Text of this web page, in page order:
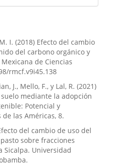
I. (2018) Efecto del cambio
del carbono orgánico y
de Ciencias
rmcf.v9i45.138
J., Mello, F., y Lal, R. (2021)
mediante la adopción
Potencial y
las Américas, 8.
del cambio de uso del
sobre fracciones
Sicalpa. Universidad